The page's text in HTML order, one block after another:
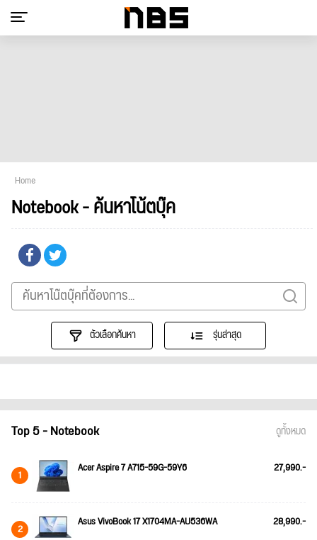
Home
Notebook - ค้นหาโน้ตบุ๊ค
ตัวเลือกค้นหา รุ่นล่าสุด
Top 5 - Notebook ดูทั้งหมด
1 Acer Aspire 7 A715-59G-59Y6 27,990.-
2 Asus VivoBook 17 X1704MA-AU536WA 28,990.-